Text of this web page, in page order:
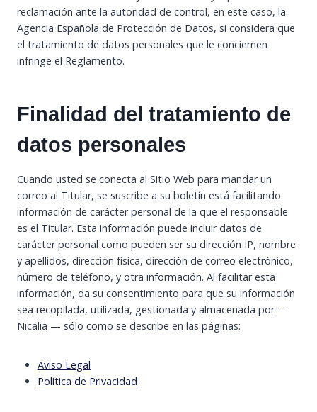
reclamación ante la autoridad de control, en este caso, la
Agencia Española de Protección de Datos, si considera que
el tratamiento de datos personales que le conciernen
infringe el Reglamento.
Finalidad del tratamiento de
datos personales
Cuando usted se conecta al Sitio Web para mandar un
correo al Titular, se suscribe a su boletín está facilitando
información de carácter personal de la que el responsable
es el Titular. Esta información puede incluir datos de
carácter personal como pueden ser su dirección IP, nombre
y apellidos, dirección física, dirección de correo electrónico,
número de teléfono, y otra información. Al facilitar esta
información, da su consentimiento para que su información
sea recopilada, utilizada, gestionada y almacenada por —
Nicalia — sólo como se describe en las páginas:
Aviso Legal
Política de Privacidad